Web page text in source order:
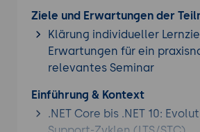
Ziele und Erwartungen der
Klärung individueller
Erwartungen für ein
relevantes Seminar
Einführung & Kontext
.NET Core bis .NET 10: